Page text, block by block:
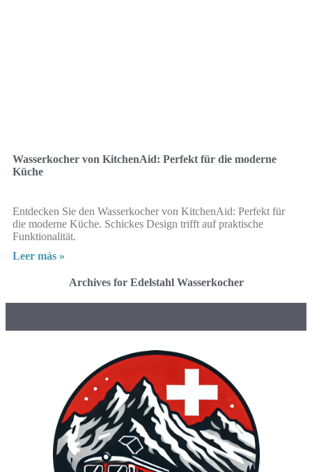
Wasserkocher von KitchenAid: Perfekt für die moderne
Küche
Entdecken Sie den Wasserkocher von KitchenAid: Perfekt für
die moderne Küche. Schickes Design trifft auf praktische
Funktionalität.
Leer más »
Archives for Edelstahl Wasserkocher